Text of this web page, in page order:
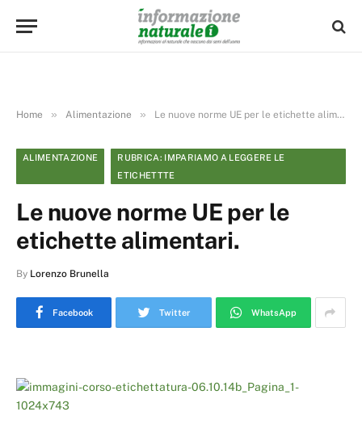
Home » Alimentazione » Le nuove norme UE per le etichette alimentari.
ALIMENTAZIONE
RUBRICA: IMPARIAMO A LEGGERE LE
ETICHETTTE
Le nuove norme UE per le
etichette alimentari.
By Lorenzo Brunella
Facebook Twitter WhatsApp